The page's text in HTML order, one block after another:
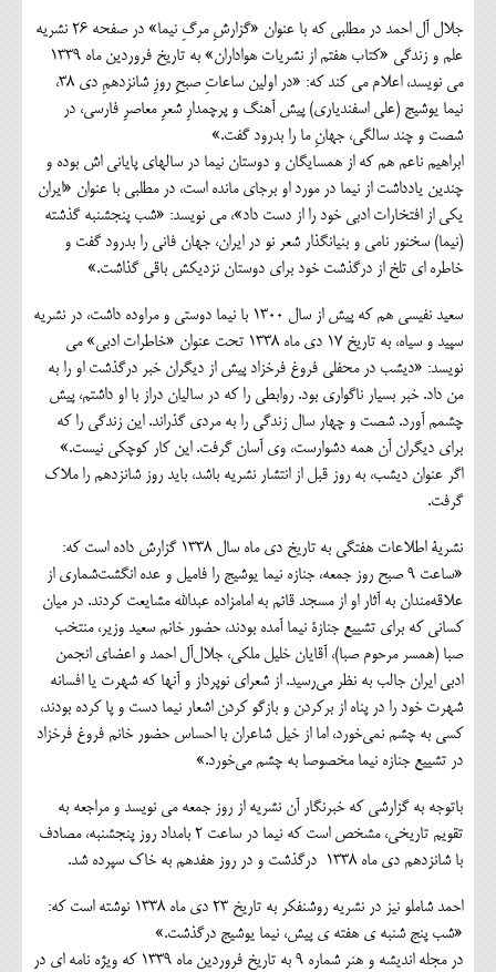
جلال آل احمد در مطلبی که با عنوان «گزارشِ مرگِ نيما» در صفحه 26 نشریه
علم و زندگي «كتاب هفتم از نشريات هواداران» به تاریخ فروردين ماه 1339
می نویسد، اعلام می کند که: «در اولين ساعاتِ صبحِ روزِ شانزدهمِ دي 38،
نيما يوشيج (علي اسفندياري) پيش آهنگ و پرچمدارِ شعرِ معاصرِ فارسي، در
شصت و چند سالگي، جهانِ ما را بدرود گفت.»
ابراهیم ناعم هم که از همسایگان و دوستان نیما در سالهای پایانی اش بوده و
چندین یادداشت از نیما در مورد او برجای مانده است، در مطلبی با عنوان «ایران
یکی از افتخارات ادبی خود را از دست داد»، می نویسد: «شب پنجشنبه گذشته
(نیما) سخنور نامی و بنیانگذار شعر نو در ایران، جهان فانی را بدرود گفت و
خاطره ای تلخ از درگذشت خود برای دوستان نزدیکش باقی گذاشت.»
سعید نفیسی هم که پیش از سال 1300 با نیما دوستی و مراوده داشت، در نشریه
سپید و سیاه، به تاریخ 17 دی ماه 1338 تحت عنوان «خاطرات ادبی» می
نویسد: «دیشب در محفلی فروغ فرخزاد پیش از دیگران خبر درگذشت او را به
من داد. خبر بسیار ناگواری بود. روابطی را که در سالیان دراز با او داشتم، پیش
چشمم آورد. شصت و چهار سال زندگی را به مردی گذراند. این زندگی را که
برای دیگران آن همه دشوارست، وی آسان گرفت. این کار کوچکی نیست.»
اگر عنوان دیشب، به روز قبل از انتشار نشریه باشد، باید روز شانزدهم را ملاک
گرفت.
نشریة اطلاعات هفتگی به تاریخ دی ماه سال ۱۳۳۸ گزارش داده است که:
«ساعت ۹ صبح روز جمعه، جنازه نیما یوشیج را فامیل و عده انگشت‌شماری از
علاقه‌مندان به آثار او از مسجد قائم به امامزاده عبدالله مشایعت کردند. در میان
کسانی که برای تشییع جنازة نیما آمده بودند، حضور خانم سعید وزیر، منتخب
صبا (همسر مرحوم صبا)‌، آقایان خلیل ملکی، جلال‌آل احمد و اعضای انجمن
ادبی ایران جالب به نظر می‌رسید. از شعرای نوپرداز و آنها که شهرت یا افسانه
شهرت خود را در پناه از برکردن و بازگو کردن اشعار نیما دست و پا کرده بودند،
کسی به چشم نمی‌خورد، اما از خیل شاعران با احساس حضور خانم فروغ فرخزاد
در تشییع جنازه نیما مخصوصا به چشم می‌خورد.»
باتوجه به گزارشی که خبرنگار آن نشریه از روز جمعه می نویسد و مراجعه به
تقویم تاریخی، مشخص است که نیما در ساعت 2 بامداد روز پنجشنبه، مصادف
با شانزدهم دی ماه 1338 درگذشت و در روز هفدهم به خاک سپرده شد.
احمد شاملو نیز در نشریه روشنفکر به تاریخ 23 دی ماه 1338 نوشته است که:
«شب پنج شنبه ی هفته ی پیش، نیما یوشیج درگذشت.»
در مجله اندیشه و هنر شماره 9 به تاریخ فروردین ماه 1339 که ویژه نامه ای در